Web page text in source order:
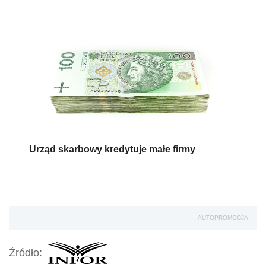
Urząd skarbowy kredytuje małe firmy
AUTOPROMOCJA
Źródło: